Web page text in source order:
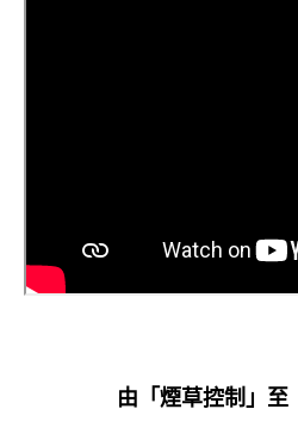
由「煙草控制」至